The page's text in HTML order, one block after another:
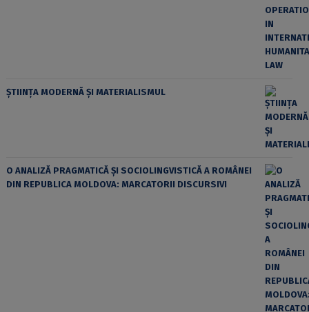
ȘTIINȚA MODERNĂ ȘI MATERIALISMUL
O ANALIZĂ PRAGMATICĂ ȘI SOCIOLINGVISTICĂ A ROMÂNEI
DIN REPUBLICA MOLDOVA: MARCATORII DISCURSIVI